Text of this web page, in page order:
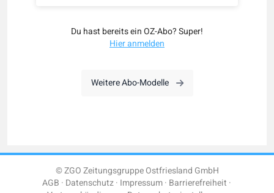
Du hast bereits ein OZ-Abo? Super!
Hier anmelden
Weitere Abo-Modelle
© ZGO Zeitungsgruppe Ostfriesland GmbH
AGB Datenschutz Impressum Barrierefreiheit